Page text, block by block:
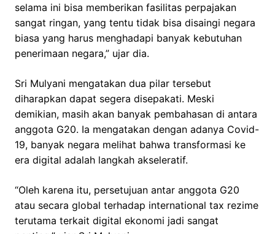
selama ini bisa memberikan fasilitas perpajakan
sangat ringan, yang tentu tidak bisa disaingi negara
biasa yang harus menghadapi banyak kebutuhan
penerimaan negara,” ujar dia.
Sri Mulyani mengatakan dua pilar tersebut
diharapkan dapat segera disepakati. Meski
demikian, masih akan banyak pembahasan di antara
anggota G20. Ia mengatakan dengan adanya Covid-
19, banyak negara melihat bahwa transformasi ke
era digital adalah langkah akseleratif.
“Oleh karena itu, persetujuan antar anggota G20
atau secara global terhadap international tax rezime
terutama terkait digital ekonomi jadi sangat